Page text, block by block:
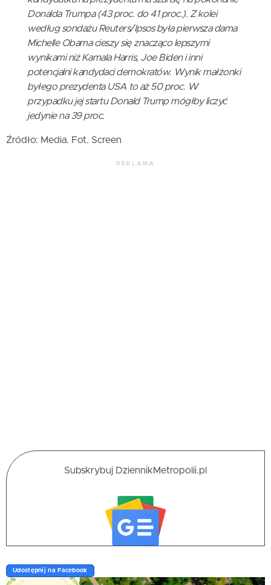
Donalda Trumpa (43 proc. do 41 proc.). Z kolei
według sondażu Reuters/Ipsos była pierwsza dama
Michelle Obama cieszy się znacząco lepszymi
wynikami niż Kamala Harris, Joe Biden i inni
potencjalni kandydaci demokratów. Wynik małżonki
byłego prezydenta USA to aż 50 proc. W
przypadku jej startu Donald Trump mógłby liczyć
jedynie na 39 proc.
Źródło: Media. Fot. Screen
REKLAMA
Subskrybuj DziennikMetropolii.pl
Udostępnij na Facebook